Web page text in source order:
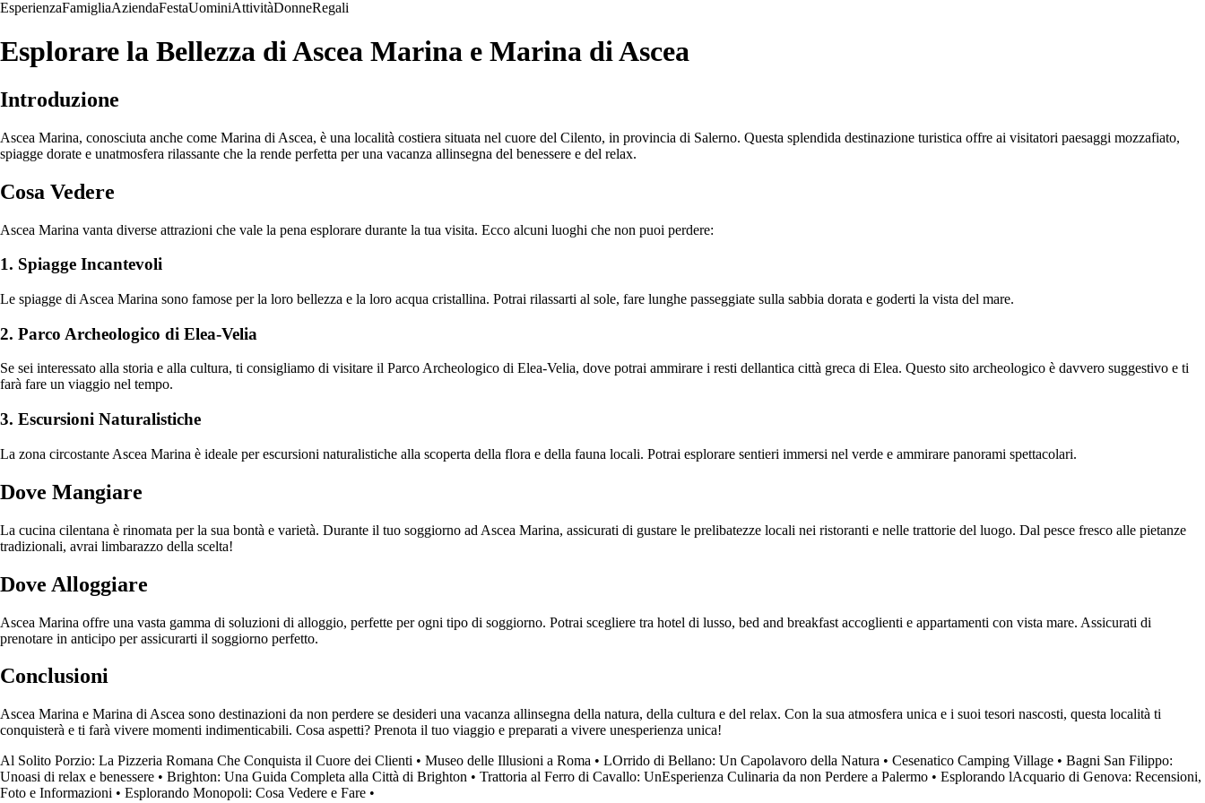
EsperienzaFamigliaAziendaFestaUominiAttivitàDonneRegali
Esplorare la Bellezza di Ascea Marina e Marina di Ascea
Introduzione
Ascea Marina, conosciuta anche come Marina di Ascea, è una località costiera situata nel cuore del Cilento, in provincia di Salerno. Questa splendida destinazione turistica offre ai visitatori paesaggi mozzafiato,
spiagge dorate e unatmosfera rilassante che la rende perfetta per una vacanza allinsegna del benessere e del relax.
Cosa Vedere
Ascea Marina vanta diverse attrazioni che vale la pena esplorare durante la tua visita. Ecco alcuni luoghi che non puoi perdere:
1. Spiagge Incantevoli
Le spiagge di Ascea Marina sono famose per la loro bellezza e la loro acqua cristallina. Potrai rilassarti al sole, fare lunghe passeggiate sulla sabbia dorata e goderti la vista del mare.
2. Parco Archeologico di Elea-Velia
Se sei interessato alla storia e alla cultura, ti consigliamo di visitare il Parco Archeologico di Elea-Velia, dove potrai ammirare i resti dellantica città greca di Elea. Questo sito archeologico è davvero suggestivo e ti
farà fare un viaggio nel tempo.
3. Escursioni Naturalistiche
La zona circostante Ascea Marina è ideale per escursioni naturalistiche alla scoperta della flora e della fauna locali. Potrai esplorare sentieri immersi nel verde e ammirare panorami spettacolari.
Dove Mangiare
La cucina cilentana è rinomata per la sua bontà e varietà. Durante il tuo soggiorno ad Ascea Marina, assicurati di gustare le prelibatezze locali nei ristoranti e nelle trattorie del luogo. Dal pesce fresco alle pietanze
tradizionali, avrai limbarazzo della scelta!
Dove Alloggiare
Ascea Marina offre una vasta gamma di soluzioni di alloggio, perfette per ogni tipo di soggiorno. Potrai scegliere tra hotel di lusso, bed and breakfast accoglienti e appartamenti con vista mare. Assicurati di
prenotare in anticipo per assicurarti il soggiorno perfetto.
Conclusioni
Ascea Marina e Marina di Ascea sono destinazioni da non perdere se desideri una vacanza allinsegna della natura, della cultura e del relax. Con la sua atmosfera unica e i suoi tesori nascosti, questa località ti
conquisterà e ti farà vivere momenti indimenticabili. Cosa aspetti? Prenota il tuo viaggio e preparati a vivere unesperienza unica!
Al Solito Porzio: La Pizzeria Romana Che Conquista il Cuore dei Clienti • Museo delle Illusioni a Roma • LOrrido di Bellano: Un Capolavoro della Natura • Cesenatico Camping Village • Bagni San Filippo:
Unoasi di relax e benessere • Brighton: Una Guida Completa alla Città di Brighton • Trattoria al Ferro di Cavallo: UnEsperienza Culinaria da non Perdere a Palermo • Esplorando lAcquario di Genova: Recensioni,
Foto e Informazioni • Esplorando Monopoli: Cosa Vedere e Fare •